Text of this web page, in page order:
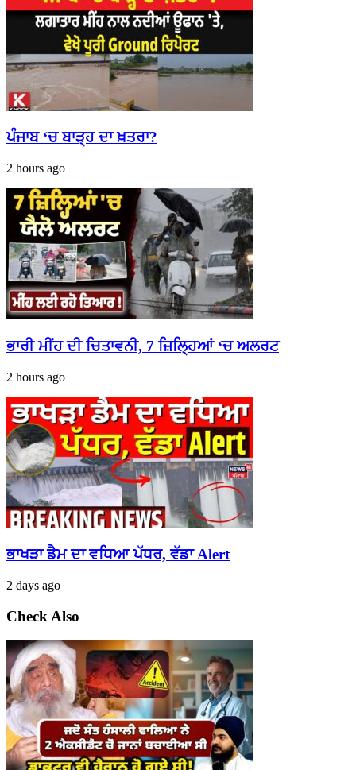
ਪੰਜਾਬ ‘ਚ ਬਾੜ੍ਹ ਦਾ ਖ਼ਤਰਾ?
2 hours ago
ਭਾਰੀ ਮੀਂਹ ਦੀ ਚਿਤਾਵਨੀ, 7 ਜ਼ਿਲ੍ਹਿਆਂ ‘ਚ ਅਲਰਟ
2 hours ago
ਭਾਖੜਾ ਡੈਮ ਦਾ ਵਧਿਆ ਪੱਧਰ, ਵੱਡਾ Alert
2 days ago
Check Also